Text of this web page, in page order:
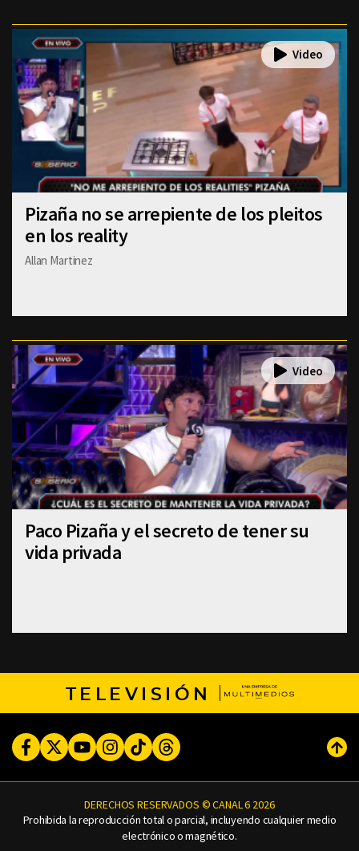
Pizaña no se arrepiente de los pleitos
en los reality
Allan Martinez
Paco Pizaña y el secreto de tener su
vida privada
TELEVISIÓN
FacebookTwitterYoutubeInstagram
TikTokThreads
DERECHOS RESERVADOS © CANAL 6 2026
Prohibida la reproducción total o parcial, incluyendo cualquier medio
electrónico o magnético.